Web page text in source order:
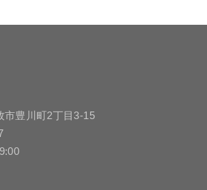
市豊川町2丁目3-15